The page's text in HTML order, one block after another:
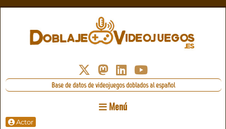
Base de datos de videojuegos doblados al español
Menú
Actor